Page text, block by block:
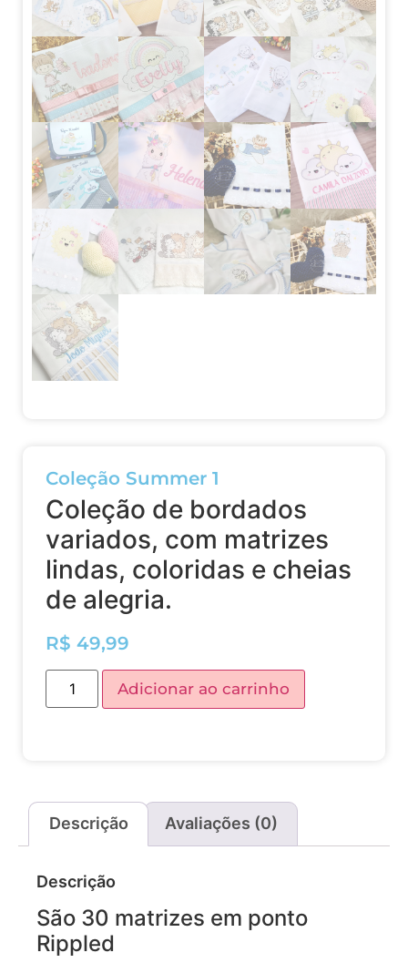
Coleção Summer 1
Coleção de bordados
variados, com matrizes
lindas, coloridas e cheias
de alegria.
R$ 49,99
Adicionar ao carrinho
Descrição Avaliações (0)
Descrição
São 30 matrizes em ponto
Rippled